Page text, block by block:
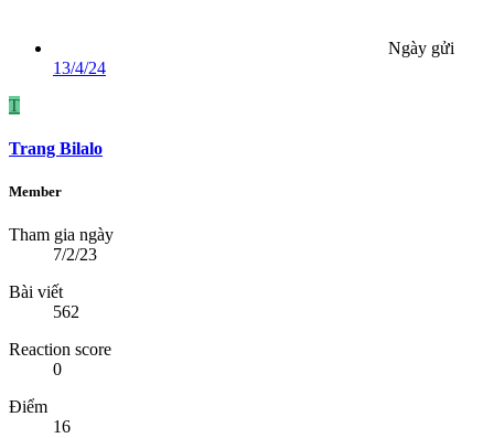
Ngày gửi
13/4/24
T
Trang Bilalo
Member
Tham gia ngày
7/2/23
Bài viết
562
Reaction score
0
Điểm
16